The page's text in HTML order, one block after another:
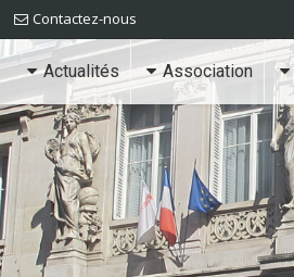
Contactez-nous
Actualités Association